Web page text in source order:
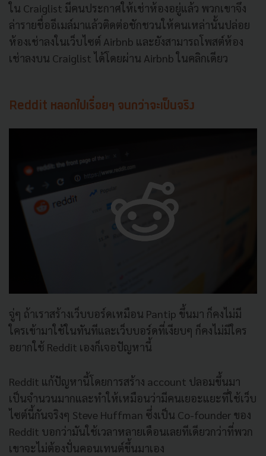
ใน Craiglist มีคนประกาศให้เช่าห้องอยู่แล้ว พวกเขาจึง
ล่ารายชื่ออีเมล์มาแล้วติดต่อชักชวนให้คนเหล่านั้นปล่อย
ห้องเช่าลงในเว็บไซต์ Airbnb และยังสามารถโพสต์ห้อง
เช่าลงบน Craiglist ได้โดยผ่าน Airbnb ในคลิกเดียว
Reddit หลอกไปเรื่อยๆ จนกว่าจะเป็นจริง
จู่ๆ ถ้าเราสร้างเว็บบอร์ดเหมือน Pantip ขึ้นมา ก็คงไม่มี
ใครเข้ามาใช้ในทันทีและเว็บบอร์ดที่เงียบๆ ก็คงไม่มีใคร
อยากใช้ Reddit เองก็เจอปัญหานี้
Reddit แก้ปัญหานี้โดยการสร้าง account ปลอมขึ้นมา
เป็นจำนวนมากและทำให้เหมือนว่ามีคนเยอะแยะที่ใช้เว็บ
ไซต์นี้กันจริงๆ Steve Huffman ซึ่งเป็น Co-founder ของ
Reddit บอกว่ามันใช้เวลาหลายเดือนเลยทีเดียวกว่าที่พวก
เขาจะไม่ต้องปั่นคอนเทนต์ขึ้นมาเอง